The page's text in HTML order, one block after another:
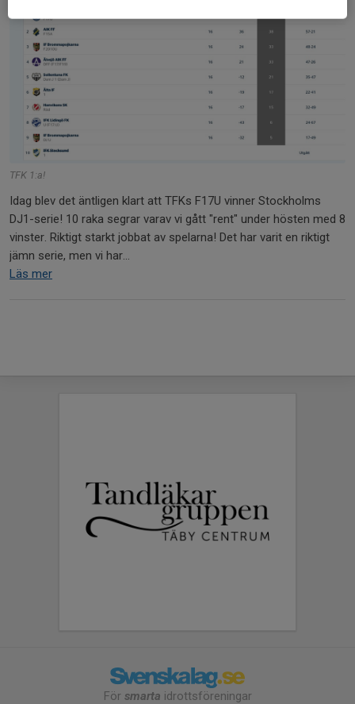
TFK 1:a!
Idag blev det äntligen klart att TFKs F17U vinner Stockholms
DJ1-serie! 10 raka segrar varav vi gått "rent" under hösten med 8
vinster. Riktigt starkt jobbat av spelarna! Det har varit en riktigt
jämn serie, men vi har...
Läs mer
För smarta idrottsföreningar